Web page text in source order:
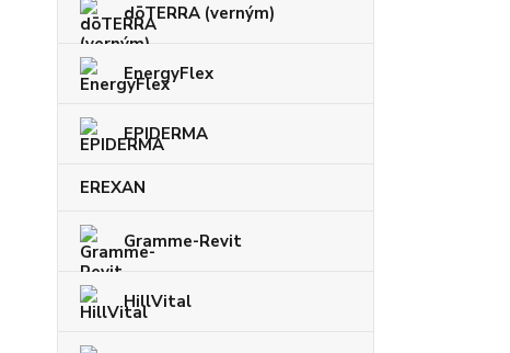
dōTERRA (verným)
EnergyFlex
EPIDERMA
EREXAN
Gramme-Revit
HillVital